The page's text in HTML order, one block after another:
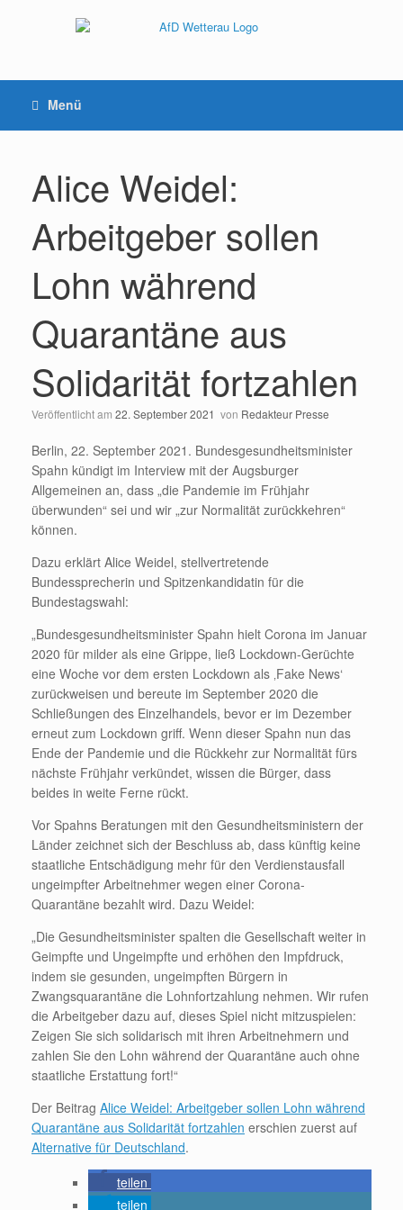
Menü
Alice Weidel:
Arbeitgeber sollen
Lohn während
Quarantäne aus
Solidarität fortzahlen
Veröffentlicht am 22. September 2021 von Redakteur Presse
Berlin, 22. September 2021. Bundesgesundheitsminister
Spahn kündigt im Interview mit der Augsburger
Allgemeinen an, dass „die Pandemie im Frühjahr
überwunden“ sei und wir „zur Normalität zurückkehren“
können.
Dazu erklärt Alice Weidel, stellvertretende
Bundessprecherin und Spitzenkandidatin für die
Bundestagswahl:
„Bundesgesundheitsminister Spahn hielt Corona im Januar
2020 für milder als eine Grippe, ließ Lockdown-Gerüchte
eine Woche vor dem ersten Lockdown als ‚Fake News‘
zurückweisen und bereute im September 2020 die
Schließungen des Einzelhandels, bevor er im Dezember
erneut zum Lockdown griff. Wenn dieser Spahn nun das
Ende der Pandemie und die Rückkehr zur Normalität fürs
nächste Frühjahr verkündet, wissen die Bürger, dass
beides in weite Ferne rückt.
Vor Spahns Beratungen mit den Gesundheitsministern der
Länder zeichnet sich der Beschluss ab, dass künftig keine
staatliche Entschädigung mehr für den Verdienstausfall
ungeimpfter Arbeitnehmer wegen einer Corona-
Quarantäne bezahlt wird. Dazu Weidel:
„Die Gesundheitsminister spalten die Gesellschaft weiter in
Geimpfte und Ungeimpfte und erhöhen den Impfdruck,
indem sie gesunden, ungeimpften Bürgern in
Zwangsquarantäne die Lohnfortzahlung nehmen. Wir rufen
die Arbeitgeber dazu auf, dieses Spiel nicht mitzuspielen:
Zeigen Sie sich solidarisch mit ihren Arbeitnehmern und
zahlen Sie den Lohn während der Quarantäne auch ohne
staatliche Erstattung fort!“
Der Beitrag Alice Weidel: Arbeitgeber sollen Lohn während
Quarantäne aus Solidarität fortzahlen erschien zuerst auf
Alternative für Deutschland.
teilen
teilen